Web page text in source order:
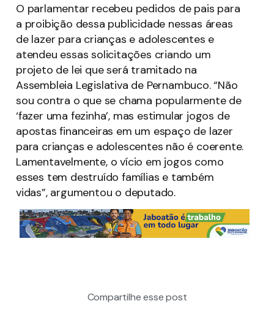
O parlamentar recebeu pedidos de pais para
a proibição dessa publicidade nessas áreas
de lazer para crianças e adolescentes e
atendeu essas solicitações criando um
projeto de lei que será tramitado na
Assembleia Legislativa de Pernambuco. “Não
sou contra o que se chama popularmente de
‘fazer uma fezinha’, mas estimular jogos de
apostas financeiras em um espaço de lazer
para crianças e adolescentes não é coerente.
Lamentavelmente, o vício em jogos como
esses tem destruído famílias e também
vidas”, argumentou o deputado.
Compartilhe esse post